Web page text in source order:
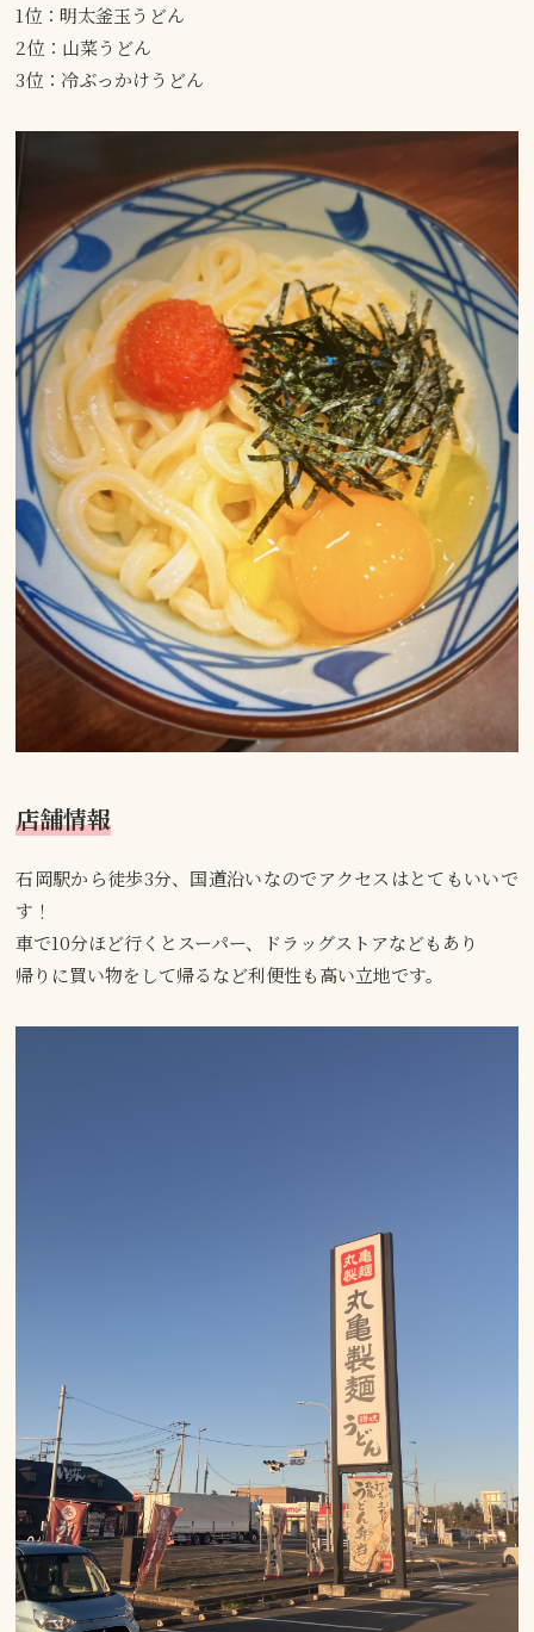
1位：明太釜玉うどん
2位：山菜うどん
3位：冷ぶっかけうどん
店舗情報
石岡駅から徒歩3分、国道沿いなのでアクセスはとてもいいで
す！
車で10分ほど行くとスーパー、ドラッグストアなどもあり
帰りに買い物をして帰るなど利便性も高い立地です。